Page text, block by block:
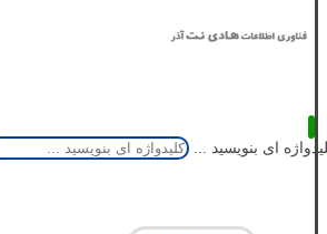
ای بنویسید ...